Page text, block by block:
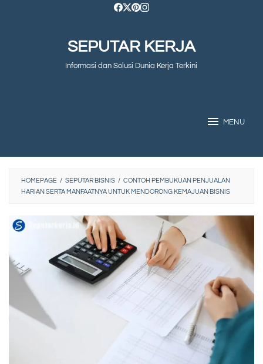
SEPUTAR KERJA
Informasi dan Solusi Dunia Kerja Terkini
MENU
HOMEPAGE / SEPUTAR BISNIS / CONTOH PEMBUKUAN PENJUALAN
HARIAN SERTA MANFAATNYA UNTUK MENDORONG KEMAJUAN BISNIS